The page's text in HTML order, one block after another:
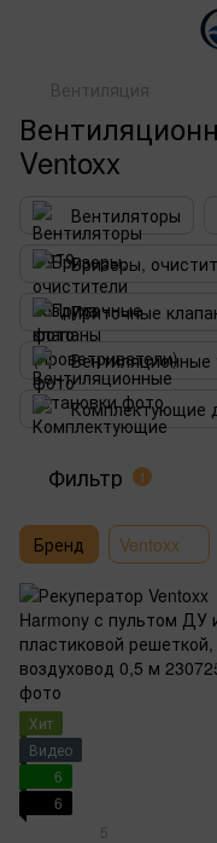
Вентиляция
Ventoxx
Вентиляторы
Бризеры,
Приточные
Вентиляционные
Комплектующие
Фильтр 1
Бренд Ventoxx
Хит
Видео
6
6
5